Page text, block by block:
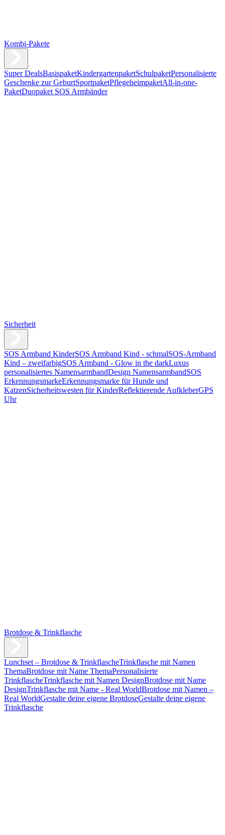
Kombi-Pakete
Super DealsBasispaketKindergartenpaketSchulpaketPersonalisierte
Geschenke zur GeburtSportpaketPflegeheimpaketAll-in-one-
PaketDuopaket SOS Armbänder
Sicherheit
SOS Armband KinderSOS Armband Kind - schmalSOS-Armband
Kind – zweifarbigSOS Armband - Glow in the darkLuxus
personalisiertes NamensarmbandDesign NamensarmbandSOS
ErkennungsmarkeErkennungsmarke für Hunde und
KatzenSicherheitswesten für KinderReflektierende AufkleberGPS
Uhr
Brotdose & Trinkflasche
Lunchset – Brotdose & TrinkflascheTrinkflasche mit Namen
ThemaBrotdose mit Name ThemaPersonalisierte
TrinkflascheTrinkflasche mit Namen DesignBrotdose mit Name
DesignTrinkflasche mit Name - Real WorldBrotdose mit Namen –
Real WorldGestalte deine eigene BrotdoseGestalte deine eigene
Trinkflasche